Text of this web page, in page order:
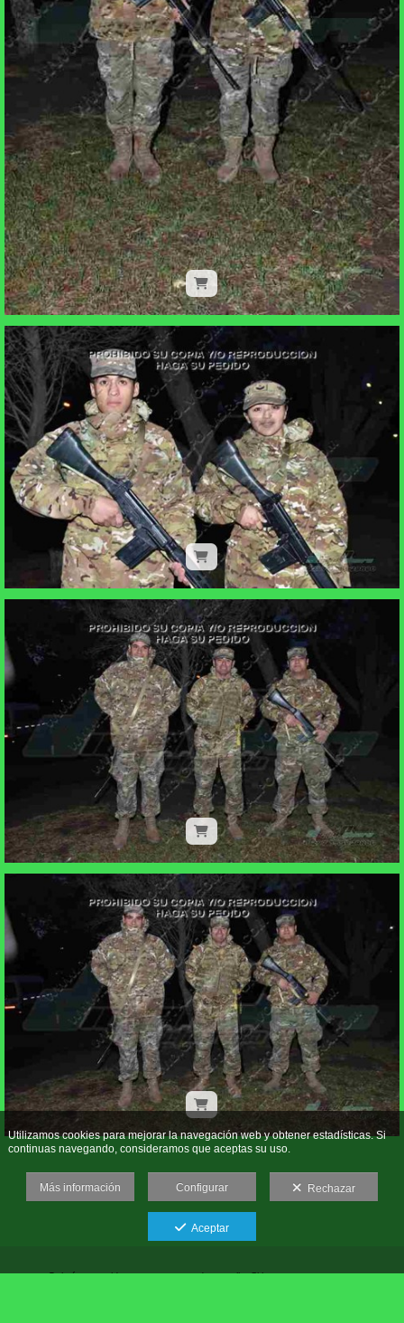
Utilizamos cookies para mejorar la navegación web y obtener estadísticas. Si
continuas navegando, consideramos que aceptas su uso.
Más información Configurar Rechazar
Aceptar
Galería protegida contra capturas de pantalla: Si haces una captura se